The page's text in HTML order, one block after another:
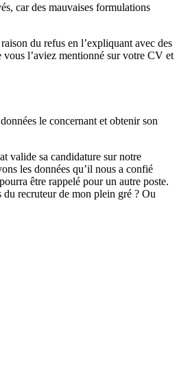
car des mauvaises formulations
du refus en l’expliquant avec des
vous l’aviez mentionné sur votre CV et
le concernant et obtenir son
valide sa candidature sur notre
les données qu’il nous a confié
être rappelé pour un autre poste.
du recruteur de mon plein gré ? Ou